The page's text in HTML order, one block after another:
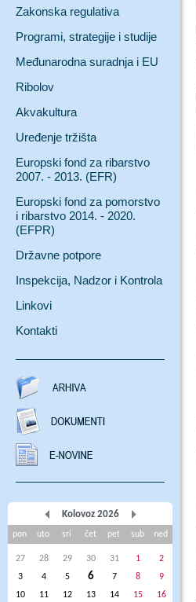
Zakonska regulativa
Programi, strategije i studije
Međunarodna suradnja i EU
Ribolov
Akvakultura
Uređenje tržišta
Europski fond za ribarstvo
2007. - 2013. (EFR)
Europski fond za pomorstvo
i ribarstvo 2014. - 2020.
(EFPR)
Državne potpore
Inspekcija, Nadzor i Kontrola
Linkovi
Kontakti
Kolovoz 2026
pon uto sri čet pet sub ned
27 28 29 30 31 1
2
3
4 5 6 7 8
9
10
11 12 13 14 15
16